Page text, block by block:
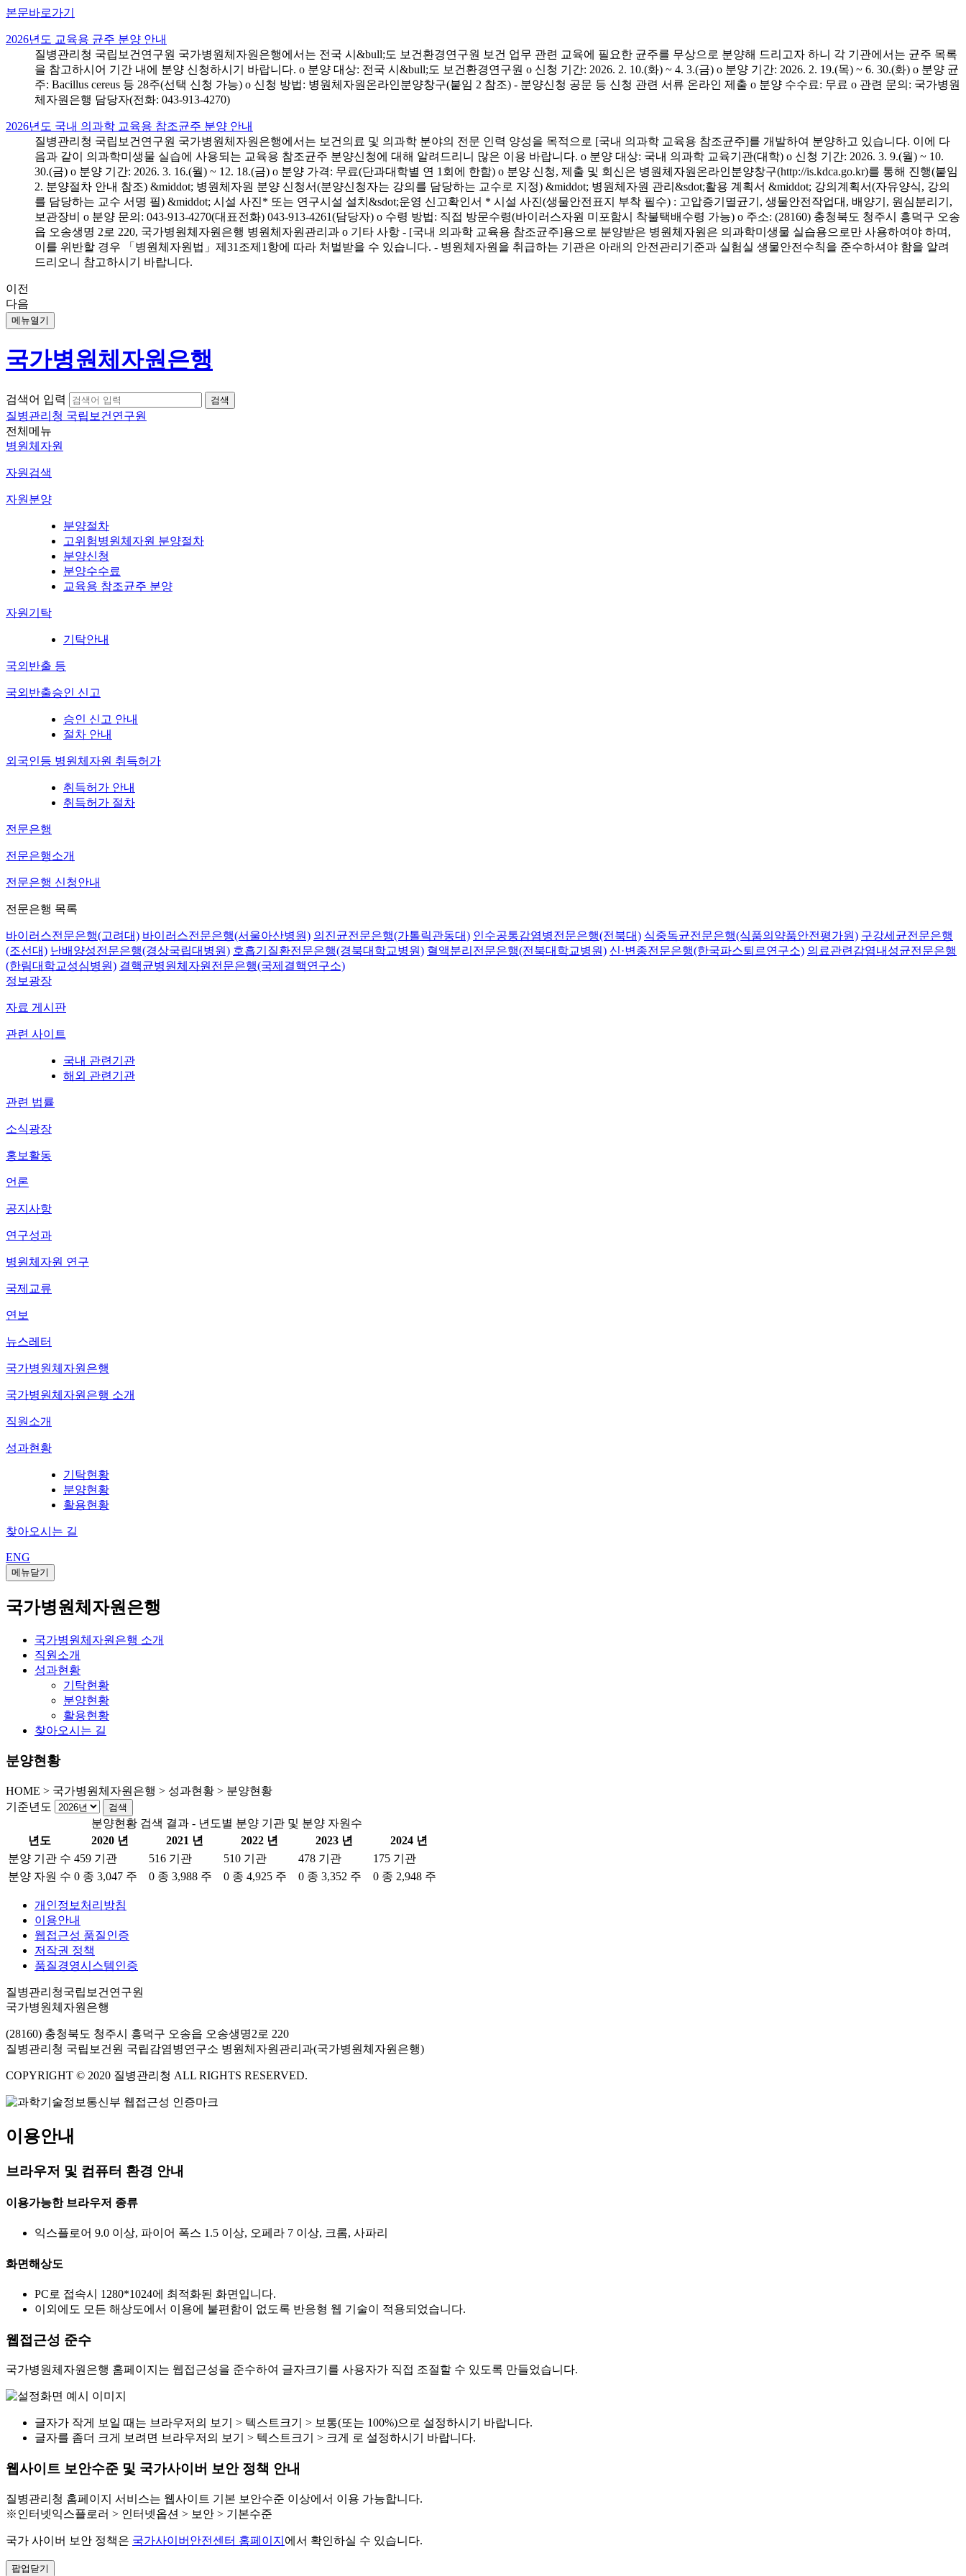
본문바로가기
2026년도 교육용 균주 분양 안내
질병관리청 국립보건연구원 국가병원체자원은행에서는 전국 시&bull;도 보건환경연구원 보건 업무 관련 교육에 필요한 균주를 무상으로 분양해 드리고자 하니 각 기관에서는 균주 목록
을 참고하시어 기간 내에 분양 신청하시기 바랍니다. o 분양 대상: 전국 시&bull;도 보건환경연구원 o 신청 기간: 2026. 2. 10.(화) ~ 4. 3.(금) o 분양 기간: 2026. 2. 19.(목) ~ 6. 30.(화) o 분양 균
주: Bacillus cereus 등 28주(선택 신청 가능) o 신청 방법: 병원체자원온라인분양창구(붙임 2 참조) - 분양신청 공문 등 신청 관련 서류 온라인 제출 o 분양 수수료: 무료 o 관련 문의: 국가병원
체자원은행 담당자(전화: 043-913-4270)
2026년도 국내 의과학 교육용 참조균주 분양 안내
질병관리청 국립보건연구원 국가병원체자원은행에서는 보건의료 및 의과학 분야의 전문 인력 양성을 목적으로 [국내 의과학 교육용 참조균주]를 개발하여 분양하고 있습니다. 이에 다
음과 같이 의과학미생물 실습에 사용되는 교육용 참조균주 분양신청에 대해 알려드리니 많은 이용 바랍니다. o 분양 대상: 국내 의과학 교육기관(대학) o 신청 기간: 2026. 3. 9.(월) ~ 10.
30.(금) o 분양 기간: 2026. 3. 16.(월) ~ 12. 18.(금) o 분양 가격: 무료(단과대학별 연 1회에 한함) o 분양 신청, 제출 및 회신은 병원체자원온라인분양창구(http://is.kdca.go.kr)를 통해 진행(붙임
2. 분양절차 안내 참조) &middot; 병원체자원 분양 신청서(분양신청자는 강의를 담당하는 교수로 지정) &middot; 병원체자원 관리&sdot;활용 계획서 &middot; 강의계획서(자유양식, 강의
를 담당하는 교수 서명 필) &middot; 시설 사진* 또는 연구시설 설치&sdot;운영 신고확인서 * 시설 사진(생물안전표지 부착 필수) : 고압증기멸균기, 생물안전작업대, 배양기, 원심분리기,
보관장비 o 분양 문의: 043-913-4270(대표전화) 043-913-4261(담당자) o 수령 방법: 직접 방문수령(바이러스자원 미포함시 착불택배수령 가능) o 주소: (28160) 충청북도 청주시 흥덕구 오송
읍 오송생명 2로 220, 국가병원체자원은행 병원체자원관리과 o 기타 사항 - [국내 의과학 교육용 참조균주]용으로 분양받은 병원체자원은 의과학미생물 실습용으로만 사용하여야 하며,
이를 위반할 경우 「병원체자원법」제31조제1항에 따라 처벌받을 수 있습니다. - 병원체자원을 취급하는 기관은 아래의 안전관리기준과 실험실 생물안전수칙을 준수하셔야 함을 알려
드리오니 참고하시기 바랍니다.
이전
다음
메뉴열기
국가병원체자원은행
검색어 입력
질병관리청 국립보건연구원
전체메뉴
병원체자원
자원검색
자원분양
분양절차
고위험병원체자원 분양절차
분양신청
분양수수료
교육용 참조균주 분양
자원기탁
기탁안내
국외반출 등
국외반출승인 신고
승인 신고 안내
절차 안내
외국인등 병원체자원 취득허가
취득허가 안내
취득허가 절차
전문은행
전문은행소개
전문은행 신청안내
전문은행 목록
바이러스전문은행(고려대) 바이러스전문은행(서울아산병원) 의진균전문은행(가톨릭관동대) 인수공통감염병전문은행(전북대) 식중독균전문은행(식품의약품안전평가원) 구강세균전문은행
(조선대) 난배양성전문은행(경상국립대병원) 호흡기질환전문은행(경북대학교병원) 혈액분리전문은행(전북대학교병원) 신·변종전문은행(한국파스퇴르연구소) 의료관련감염내성균전문은행
(한림대학교성심병원) 결핵균병원체자원전문은행(국제결핵연구소)
정보광장
자료 게시판
관련 사이트
국내 관련기관
해외 관련기관
관련 법률
소식광장
홍보활동
언론
공지사항
연구성과
병원체자원 연구
국제교류
연보
뉴스레터
국가병원체자원은행
국가병원체자원은행 소개
직원소개
성과현황
기탁현황
분양현황
활용현황
찾아오시는 길
ENG
메뉴닫기
국가병원체자원은행
국가병원체자원은행 소개
직원소개
성과현황
기탁현황
분양현황
활용현황
찾아오시는 길
분양현황
HOME > 국가병원체자원은행 > 성과현황 > 분양현황
기준년도
분양현황 검색 결과 - 년도별 분양 기관 및 분양 자원수
년도
2020 년 2021 년 2022 년 2023 년
2024 년
분양 기관 수 459 기관 516 기관 510 기관 478 기관
175 기관
분양 자원 수 0 종 3,047 주 0 종 3,988 주 0 종 4,925 주 0 종 3,352 주 0 종 2,948 주
개인정보처리방침
이용안내
웹접근성 품질인증
저작권 정책
품질경영시스템인증
질병관리청국립보건연구원
국가병원체자원은행
(28160) 충청북도 청주시 흥덕구 오송읍 오송생명2로 220
질병관리청 국립보건원 국립감염병연구소 병원체자원관리과(국가병원체자원은행)
COPYRIGHT © 2020 질병관리청 ALL RIGHTS RESERVED.
이용안내
브라우저 및 컴퓨터 환경 안내
이용가능한 브라우저 종류
익스플로어 9.0 이상, 파이어 폭스 1.5 이상, 오페라 7 이상, 크롬, 사파리
화면해상도
PC로 접속시 1280*1024에 최적화된 화면입니다.
이외에도 모든 해상도에서 이용에 불편함이 없도록 반응형 웹 기술이 적용되었습니다.
웹접근성 준수
국가병원체자원은행 홈페이지는 웹접근성을 준수하여 글자크기를 사용자가 직접 조절할 수 있도록 만들었습니다.
글자가 작게 보일 때는 브라우저의 보기 > 텍스트크기 > 보통(또는 100%)으로 설정하시기 바랍니다.
글자를 좀더 크게 보려면 브라우저의 보기 > 텍스트크기 > 크게 로 설정하시기 바랍니다.
웹사이트 보안수준 및 국가사이버 보안 정책 안내
질병관리청 홈페이지 서비스는 웹사이트 기본 보안수준 이상에서 이용 가능합니다.
※인터넷익스플로러 > 인터넷옵션 > 보안 > 기본수준
국가 사이버 보안 정책은 국가사이버안전센터 홈페이지 에서 확인하실 수 있습니다.
팝업닫기